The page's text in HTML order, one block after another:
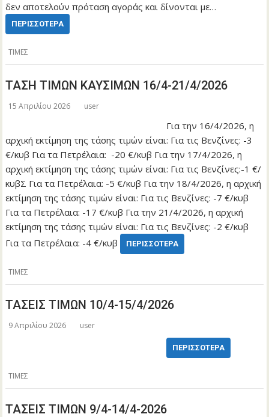
δεν αποτελούν πρόταση αγοράς και δίνονται με…
ΠΕΡΙΣΣΌΤΕΡΑ
ΤΙΜΕΣ
ΤΑΣΗ ΤΙΜΩΝ ΚΑΥΣΙΜΩΝ 16/4-21/4/2026
15 Απριλίου 2026 user
Για την 16/4/2026, η
αρχική εκτίμηση της τάσης τιμών είναι: Για τις Βενζίνες: -3
€/κυβ Για τα Πετρέλαια: -20 €/κυβ Για την 17/4/2026, η
αρχική εκτίμηση της τάσης τιμών είναι: Για τις Βενζίνες:-1 €/
κυβΣ Για τα Πετρέλαια: -5 €/κυβ Για την 18/4/2026, η αρχική
εκτίμηση της τάσης τιμών είναι: Για τις Βενζίνες: -7 €/κυβ
Για τα Πετρέλαια: -17 €/κυβ Για την 21/4/2026, η αρχική
εκτίμηση της τάσης τιμών είναι: Για τις Βενζίνες: -2 €/κυβ
Για τα Πετρέλαια: -4 €/κυβ
ΠΕΡΙΣΣΌΤΕΡΑ
ΤΙΜΕΣ
ΤΑΣΕΙΣ ΤΙΜΩΝ 10/4-15/4/2026
9 Απριλίου 2026 user
ΠΕΡΙΣΣΌΤΕΡΑ
ΤΙΜΕΣ
ΤΑΣΕΙΣ ΤΙΜΩΝ 9/4-14/4-2026